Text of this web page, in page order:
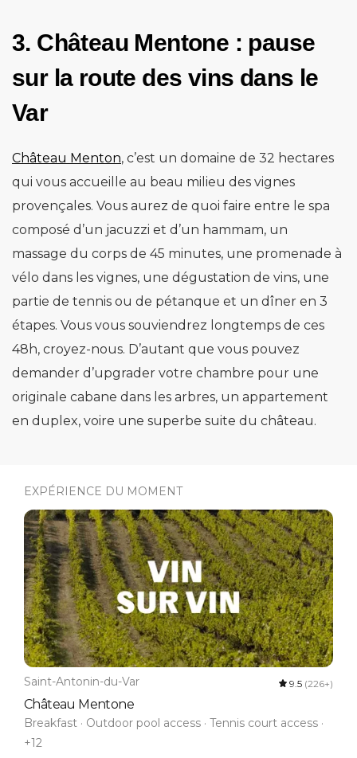
3. Château Mentone : pause
sur la route des vins dans le
Var
Château Menton, c’est un domaine de 32 hectares
qui vous accueille au beau milieu des vignes
provençales. Vous aurez de quoi faire entre le spa
composé d’un jacuzzi et d’un hammam, un
massage du corps de 45 minutes, une promenade à
vélo dans les vignes, une dégustation de vins, une
partie de tennis ou de pétanque et un dîner en 3
étapes. Vous vous souviendrez longtemps de ces
48h, croyez-nous. D’autant que vous pouvez
demander d’upgrader votre chambre pour une
originale cabane dans les arbres, un appartement
en duplex, voire une superbe suite du château.
EXPÉRIENCE DU MOMENT
Saint-Antonin-du-Var 9.5 (226+)
Château Mentone
Breakfast · Outdoor pool access · Tennis court access ·
+12